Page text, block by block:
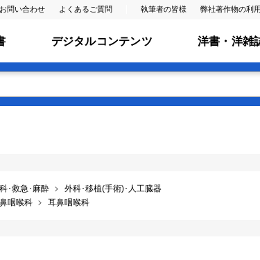
お問い合わせ よくあるご質問 執筆者の皆様 弊社著作物の利
デジタルコンテンツ 洋書・洋雑
･救急･麻酔
外科･移植(手術)･人工臓器
咽喉科 耳鼻咽喉科